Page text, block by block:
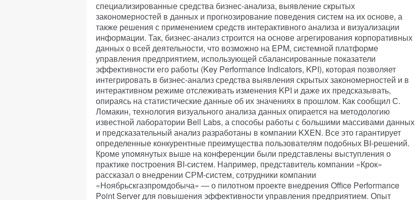
специализированные средства бизнес-анализа, выявление скрытых
закономерностей в данных и прогнозирование поведения систем на их основе, а
также решения с применением средств интерактивного анализа и визуализации
информации. Так, бизнес-анализ строится на основе агрегирования корпоративных
данных о всей деятельности, что возможно на EPM, системной платформе
управления предприятием, использующей сбалансированные показатели
эффективности его работы (Key Performance Indicators, KPI), которая позволяет
интегрировать в бизнес-анализ средства выявления скрытых закономерностей и в
интерактивном режиме отслеживать изменения KPI и даже их предсказывать,
опираясь на статистические данные об их значениях в прошлом. Как сообщил С.
Ломакин, технология визуального анализа данных опирается на методологию
известной лаборатории Bell Labs, а способы работы с большими массивами данных
и предсказательный анализ разработаны в компании KXEN. Все это гарантирует
определенные конкурентные преимущества пользователям подобных BI-решений.
Кроме упомянутых выше на конференции были представлены выступления о
практике построения BI-систем. Например, представитель компании «Крок»
рассказал о внедрении СРМ-систем, сотрудники компании
«Ноябрьскгазпромдобыча» — о пилотном проекте внедрения Office Performance
Point Server для повышения эффективности управления предприятием. Опыт